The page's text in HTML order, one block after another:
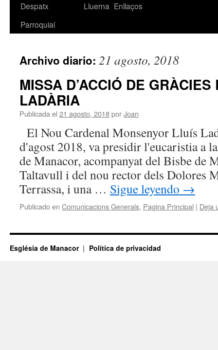
Despatx
Parroquial
Lluerna Enllaços
Archivo diario: 21 agosto, 2018
MISSA D’ACCIÓ DE
LADÀRIA
Publicada el 21 agosto, 2018porJoan
El Nou Cardenal Monsenyor Lluís
d'agost 2018, va presidir l'eucaristia a
de Manacor, acompanyat del Bisbe de
Taltavull i del nou rector dels Dolores
Terrassa, i una … Sigue leyendo →
Publicado en Comunicacions Generals, Pagina Principal | Deja
Església de Manacor Política de privacidad